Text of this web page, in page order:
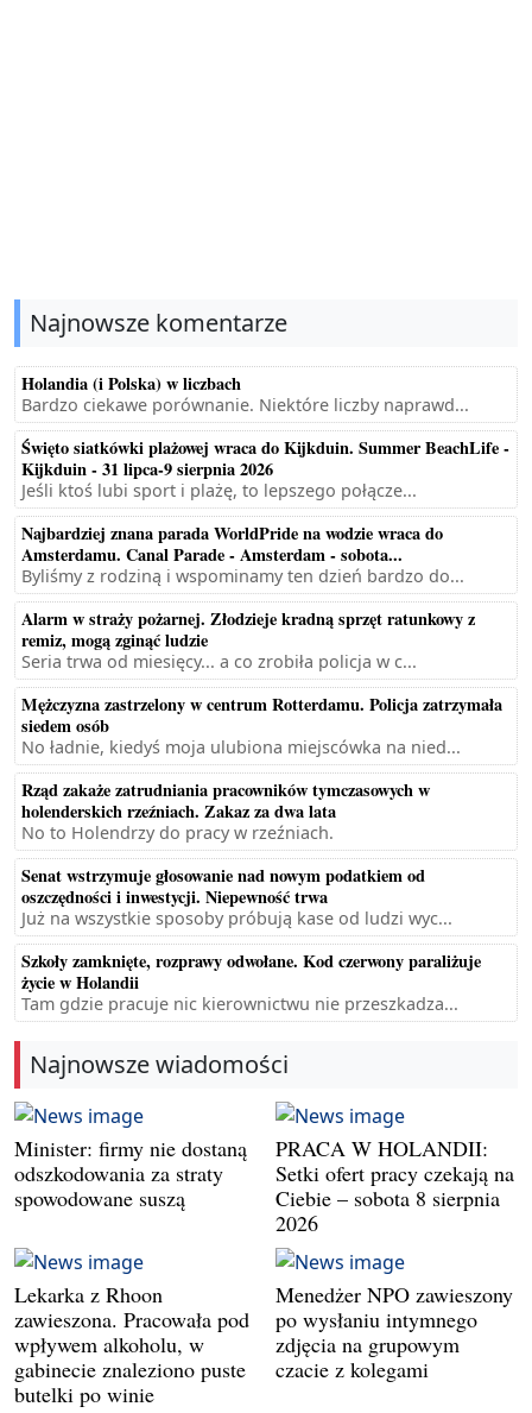
Najnowsze komentarze
Holandia (i Polska) w liczbach
Bardzo ciekawe porównanie. Niektóre liczby naprawd...
Święto siatkówki plażowej wraca do Kijkduin. Summer BeachLife -
Kijkduin - 31 lipca-9 sierpnia 2026
Jeśli ktoś lubi sport i plażę, to lepszego połącze...
Najbardziej znana parada WorldPride na wodzie wraca do
Amsterdamu. Canal Parade - Amsterdam - sobota...
Byliśmy z rodziną i wspominamy ten dzień bardzo do...
Alarm w straży pożarnej. Złodzieje kradną sprzęt ratunkowy z
remiz, mogą zginąć ludzie
Seria trwa od miesięcy... a co zrobiła policja w c...
Mężczyzna zastrzelony w centrum Rotterdamu. Policja zatrzymała
siedem osób
No ładnie, kiedyś moja ulubiona miejscówka na nied...
Rząd zakaże zatrudniania pracowników tymczasowych w
holenderskich rzeźniach. Zakaz za dwa lata
No to Holendrzy do pracy w rzeźniach.
Senat wstrzymuje głosowanie nad nowym podatkiem od
oszczędności i inwestycji. Niepewność trwa
Już na wszystkie sposoby próbują kase od ludzi wyc...
Szkoły zamknięte, rozprawy odwołane. Kod czerwony paraliżuje
życie w Holandii
Tam gdzie pracuje nic kierownictwu nie przeszkadza...
Najnowsze wiadomości
Minister: firmy nie dostaną
odszkodowania za straty
spowodowane suszą
PRACA W HOLANDII:
Setki ofert pracy czekają na
Ciebie – sobota 8 sierpnia
2026
Lekarka z Rhoon
zawieszona. Pracowała pod
wpływem alkoholu, w
gabinecie znaleziono puste
butelki po winie
Menedżer NPO zawieszony
po wysłaniu intymnego
zdjęcia na grupowym
czacie z kolegami